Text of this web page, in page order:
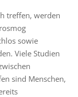
treffen, werden
sowie
Viele Studien
sind Menschen,